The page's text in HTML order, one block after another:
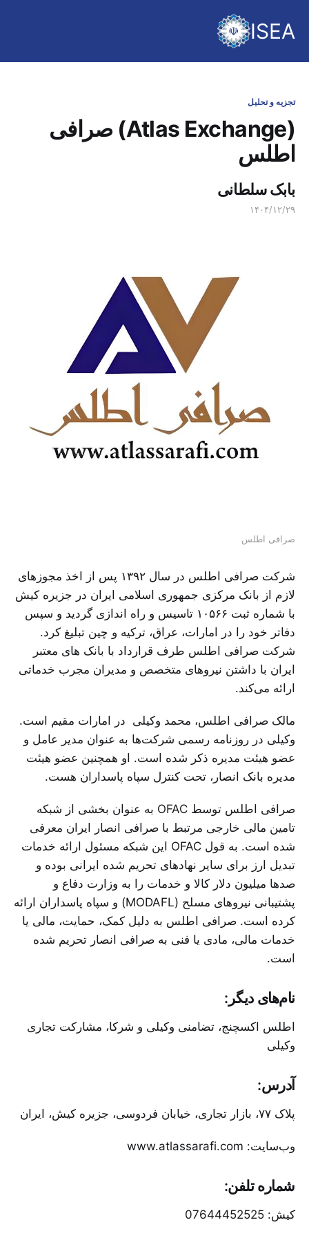
ISEA
تجزیه و تحلیل
(Atlas Exchange) صرافی
اطلس
بابک سلطانی
۱۴۰۴/۱۲/۲۹
صرافی اطلس
شرکت صرافی اطلس در سال ۱۳۹۲ پس از اخذ مجوزهای
لازم از بانک مرکزی جمهوری اسلامی ایران در جزیره کیش
با شماره ثبت ۱۰۵۶۶ تاسیس و راه اندازی گردید و سپس
دفاتر خود را در امارات، عراق، ترکیه و چین تبلیغ کرد.
شرکت صرافی اطلس طرف قرارداد با بانک های معتبر
ایران با داشتن نیروهای متخصص و مدیران مجرب خدماتی
ارائه می‌کند.
مالک صرافی اطلس، محمد وکیلی در امارات مقیم است.
وکیلی در روزنامه رسمی شرکت‌ها به عنوان مدیر عامل و
عضو هیئت مدیره ذکر شده است. او همچنین عضو هیئت
مدیره بانک انصار، تحت کنترل سپاه پاسداران هست.
صرافی اطلس توسط OFAC‌ به عنوان بخشی از شبکه
تامین مالی خارجی مرتبط با صرافی انصار ایران معرفی
شده است. به قول OFAC این شبکه مسئول ارائه خدمات
تبدیل ارز برای سایر نهادهای تحریم شده ایرانی بوده و
صدها میلیون دلار کالا و خدمات را به وزارت دفاع و
پشتیبانی نیروهای مسلح (MODAFL) و سپاه پاسداران ارائه
کرده است. صرافی اطلس به دلیل کمک، حمایت، مالی یا
خدمات مالی، مادی یا فنی به صرافی انصار تحریم شده
است.
نام‌های دیگر:
اطلس اکسچنج، تضامنی وکیلی و شرکا، مشارکت تجاری
وکیلی
آدرس:
پلاک ۷۷، بازار تجاری، خیابان فردوسی، جزیره کیش، ایران
وب‌سایت: www.atlassarafi.com
شماره تلفن:
کیش: 07644452525